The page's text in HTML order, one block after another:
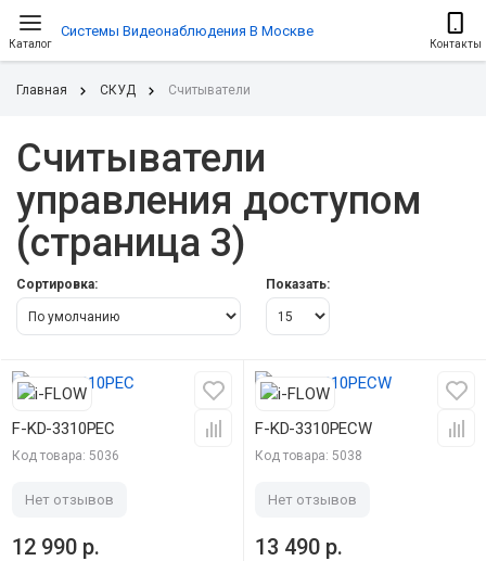
Каталог
Системы Видеонаблюдения В Москве
Контакты
Главная СКУД Считыватели
Считыватели
управления доступом
(страница 3)
Сортировка: Показать:
F-KD-3310PEC
Код товара: 5036
Нет отзывов
12 990 р.
F-KD-3310PECW
Код товара: 5038
Нет отзывов
13 490 р.